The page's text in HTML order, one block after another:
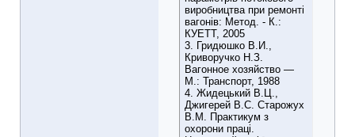
виробництва при ремонті
вагонів: Метод. - К.:
КУЕТТ, 2005
3. Гридюшко В.И.,
Криворучко Н.З.
Вагонное хозяйство ―
М.: Транспорт, 1988
4. Жидецький В.Ц.,
Джигерей В.С. Старожух
В.М. Практикум з
охорони праці.